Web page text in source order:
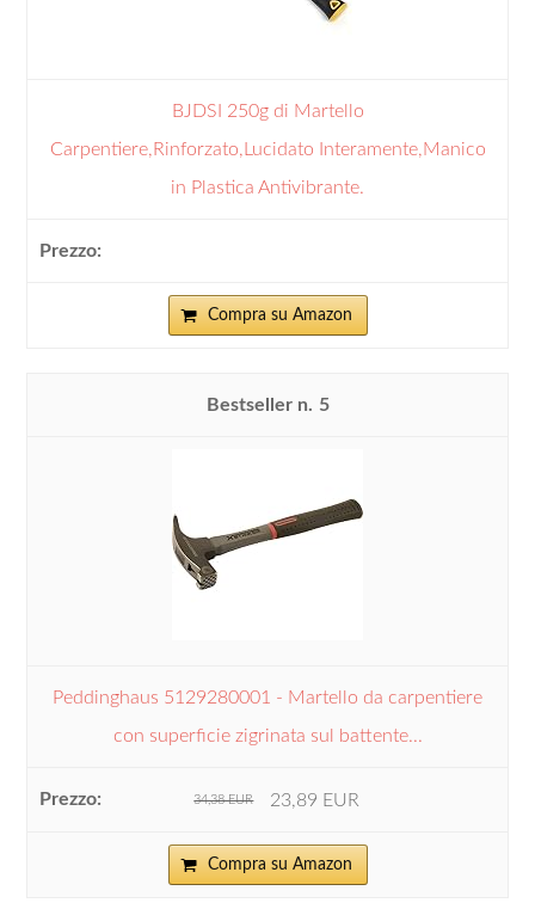
BJDSI 250g di Martello
Carpentiere,Rinforzato,Lucidato Interamente,Manico
in Plastica Antivibrante.
Compra su Amazon
5
Peddinghaus 5129280001 - Martello da carpentiere
con superficie zigrinata sul battente...
34,38 EUR 23,89 EUR
Compra su Amazon